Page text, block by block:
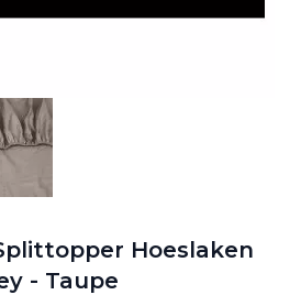
Hoeslaken
- Taupe